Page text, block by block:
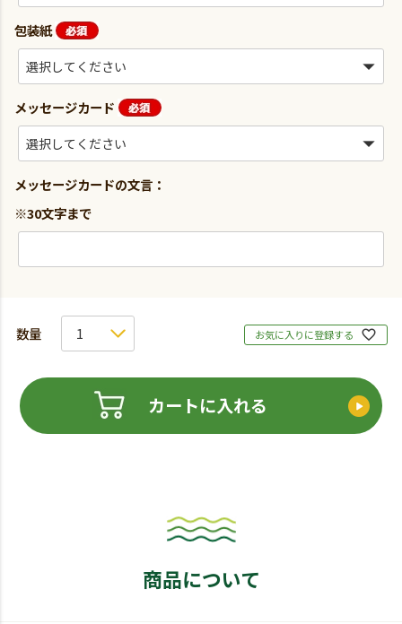
包装紙
メッセージカード
メッセージカードの文言：
※30文字まで
お気に入りに登録する
カートに入れる
商品について